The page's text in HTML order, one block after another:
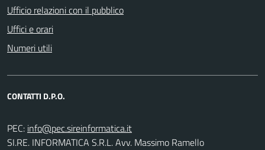
Ufficio relazioni con il pubblico
Uffici e orari
Numeri utili
CONTATTI D.P.O.
PEC:
SI.RE. INFORMATICA S.R.L. Avv. Massimo Ramello